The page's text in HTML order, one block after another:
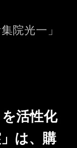
院光一」
活性化
は、購